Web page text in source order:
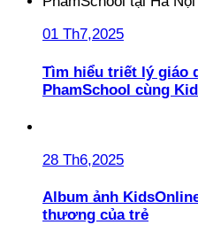
01 Th7,2025
Tìm hiểu triết lý giáo
PhamSchool cùng
28 Th6,2025
Album ảnh
thương của trẻ